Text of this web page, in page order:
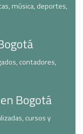
música, deportes,
contadores,
Bogotá
cursos y